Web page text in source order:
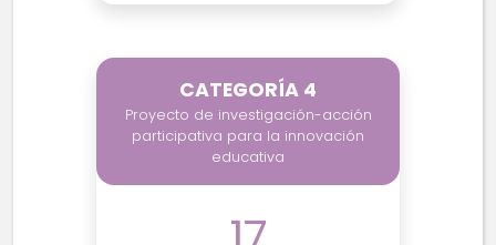
CATEGORÍA 4
Proyecto de investigación-acción
participativa para la innovación
educativa